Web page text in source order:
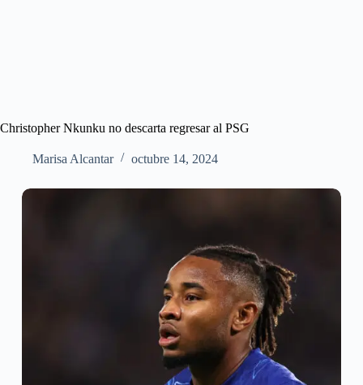
Christopher Nkunku no descarta regresar al PSG
Marisa Alcantar octubre 14, 2024